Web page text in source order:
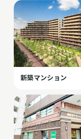
新築マンション